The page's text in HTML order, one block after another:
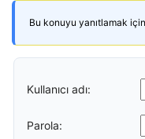
Bu konuyu yanıtlamak için
Kullanıcı adı:
Parola: